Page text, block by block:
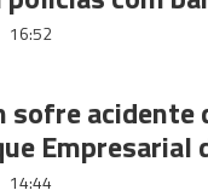
16:52
sofre acidente
Empresarial
14:44